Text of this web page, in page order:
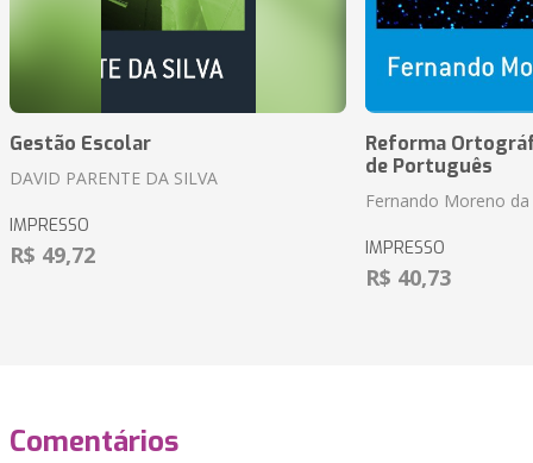
Gestão Escolar
DAVID PARENTE DA SILVA
IMPRESSO
R$ 49,72
Reforma
de Português
Fernando Moreno da
IMPRESSO
R$ 40,73
Comentários